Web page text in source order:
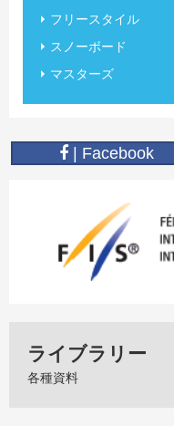
フリースタイル
スノーボード
マスターズ
| Facebook
ライブラリー
各種資料